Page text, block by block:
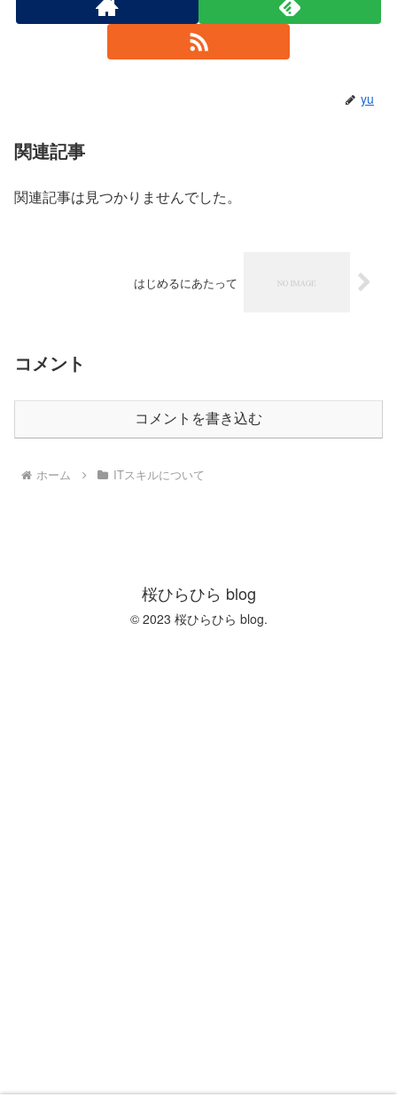
yu
関連記事
関連記事は見つかりませんでした。
はじめるにあたって
コメント
コメントを書き込む
ホーム ITスキルについて
桜ひらひら blog
© 2023 桜ひらひら blog.